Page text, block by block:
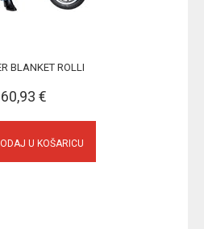
BLANKET ROLLI
60,93 €
U KOŠARICU